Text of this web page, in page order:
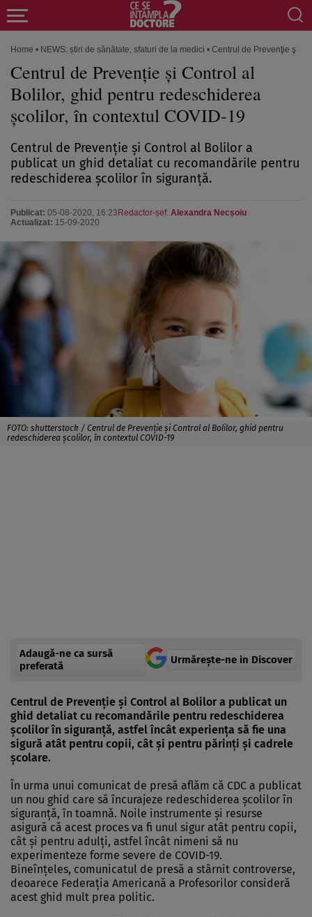
Home • NEWS: știri de sănătate, sfaturi de la medici • Centrul de Prevenţie şi
Centrul de Prevenţie şi Control al
Bolilor, ghid pentru redeschiderea
şcolilor, în contextul COVID-19
Centrul de Prevenţie şi Control al Bolilor a
publicat un ghid detaliat cu recomandările pentru
redeschiderea şcolilor în siguranţă.
Publicat: 05-08-2020, 16:23
Actualizat: 15-09-2020
Redactor-șef: Alexandra Necșoiu
FOTO: shutterstock / Centrul de Prevenţie şi Control al Bolilor, ghid pentru
redeschiderea şcolilor, în contextul COVID-19
Adaugă-ne ca sursă
preferată
Urmărește-ne in Discover
Centrul de Prevenţie şi Control al Bolilor a publicat un
ghid detaliat cu recomandările pentru redeschiderea
şcolilor în siguranţă, astfel încât experienţa să fie una
sigură atât pentru copii, cât şi pentru părinţi şi cadrele
şcolare.
În urma unui comunicat de presă aflăm că CDC a publicat
un nou ghid care să încurajeze redeschiderea şcolilor în
siguranţă, în toamnă. Noile instrumente şi resurse
asigură că acest proces va fi unul sigur atât pentru copii,
cât şi pentru adulţi, astfel încât nimeni să nu
experimenteze forme severe de COVID-19.
Bineînţeles, comunicatul de presă a stârnit controverse,
deoarece Federaţia Americană a Profesorilor consideră
acest ghid mult prea politic.